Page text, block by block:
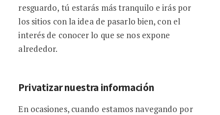
resguardo, tú estarás más tranquilo e irás por
los sitios con la idea de pasarlo bien, con el
interés de conocer lo que se nos expone
alrededor.
Privatizar nuestra información
En ocasiones, cuando estamos navegando por